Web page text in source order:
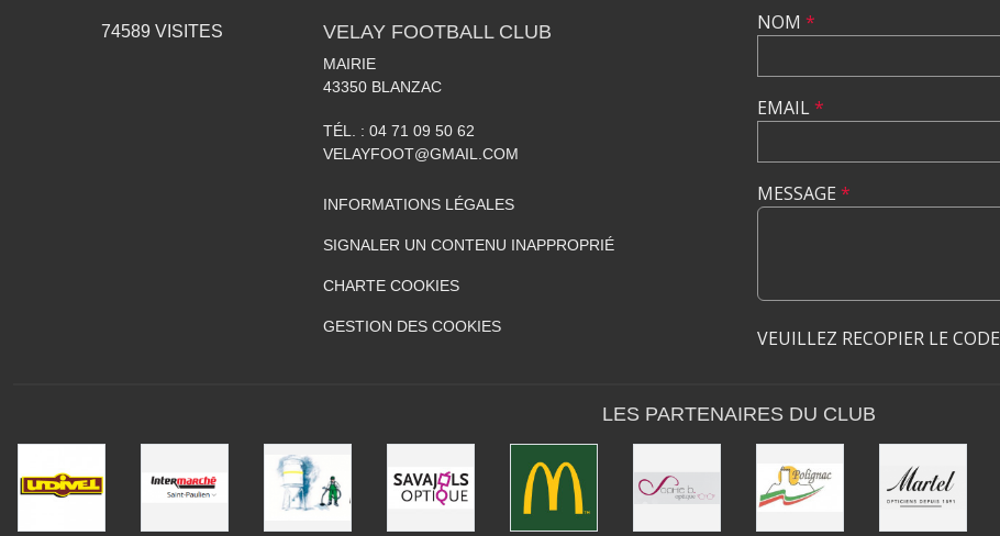
74589 VISITES VELAY FOOTBALL CLUB
MAIRIE
43350 BLANZAC
TÉL. : 04 71 09 50 62
VELAYFOOT@GMAIL.COM
INFORMATIONS LÉGALES
SIGNALER UN CONTENU INAPPROPRIÉ
CHARTE COOKIES
GESTION DES COOKIES
NOM *
EMAIL*
MESSAGE *
VEUILLEZ RECOPIER LE CODE
LES PARTENAIRES DU CLUB